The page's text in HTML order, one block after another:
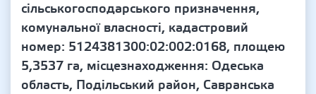
сільськогосподарського призначення,
комунальної власності, кадастровий
номер: 5124381300:02:002:0168, площею
5,3537 га, місцезнаходження: Одеська
область, Подільський район, Савранська